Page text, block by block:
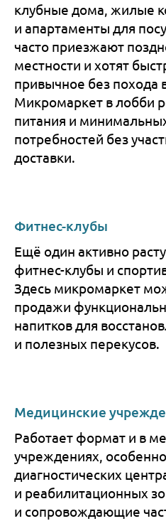
клубные дома, жилые
и апартаменты для
часто приезжают
местности и хотят
привычное без похода
Микромаркет в лобби
питания и
потребностей без
доставки.
Фитнес-клубы
Ещё один активно
фитнес-клубы и
Здесь микромаркет
продажи
напитков для
и полезных перекусов.
Медицинские
Работает формат и в
учреждениях,
диагностических
и реабилитационных
и сопровождающие